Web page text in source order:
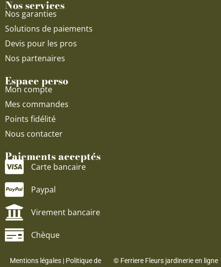
Nos services
Nos garanties
Solutions de paiements
Devis pour les pros
Nos partenaires
Espace perso
Mon compte
Mes commandes
Points fidélité
Nous contacter
Paiements acceptés
Carte bancaire
Paypal
Virement bancaire
Chèque
Mentions légales| Politique de © Ferriere Fleurs jardinerie en ligne